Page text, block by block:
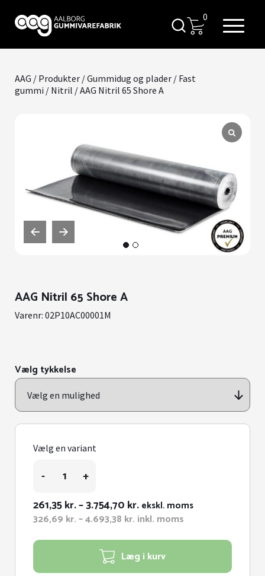
0
AAG / Produkter /Gummidug og plader / Fast
gummi / Nitril / AAG Nitril 65 Shore A
AAG Nitril 65 Shore A
Varenr: 02P10AC00001M
Vælg tykkelse
Vælg en variant
-
Nitril
Shore
antal
+
261,35kr.–3.754,70 kr.Prisinterval:
261,35 kr.
3.754,70 kr.
ekskl. moms
326,69 kr.–4.693,38 kr. Prisinterval:
til
4.693,38 kr.
inkl. moms
Læg i kurv